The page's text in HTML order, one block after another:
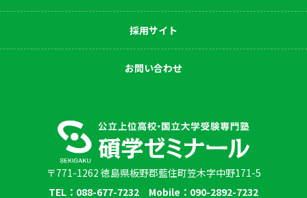
採用サイト
お問い合わせ
〒771-1262 徳島県板野郡藍住町笠木字中野171-5
TEL：088-677-7232 Mobile：090-2892-7232